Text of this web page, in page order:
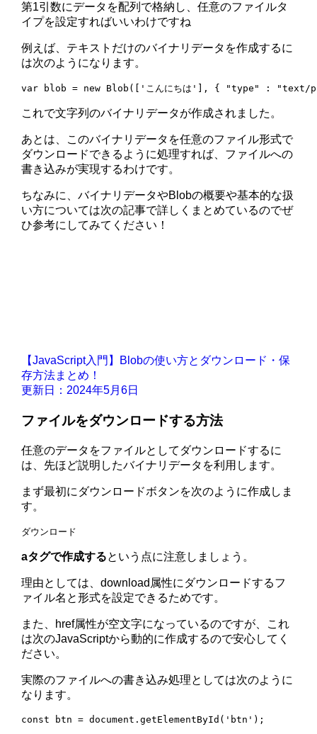
第1引数にデータを配列で格納し、任意のファイルタ
イプを設定すればいいわけですね
例えば、テキストだけのバイナリデータを作成するに
は次のようになります。
これで文字列のバイナリデータが作成されました。
あとは、このバイナリデータを任意のファイル形式で
ダウンロードできるように処理すれば、ファイルへの
書き込みが実現するわけです。
ちなみに、バイナリデータやBlobの概要や基本的な扱
い方については次の記事で詳しくまとめているのでぜ
ひ参考にしてみてください！
【JavaScript入門】Blobの使い方とダウンロード・保
存方法まとめ！
更新日：2024年5月6日
ファイルをダウンロードする方法
任意のデータをファイルとしてダウンロードするに
は、先ほど説明したバイナリデータを利用します。
まず最初にダウンロードボタンを次のように作成しま
す。
aタグで作成するという点に注意しましょう。
理由としては、download属性にダウンロードするフ
ァイル名と形式を設定できるためです。
また、href属性が空文字になっているのですが、これ
は次のJavaScriptから動的に作成するので安心してく
ださい。
実際のファイルへの書き込み処理としては次のように
なります。
const btn = document.getElementById('btn');